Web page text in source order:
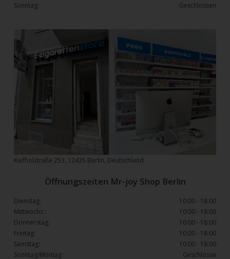
Kiefholztraße 253, 12435 Berlin, Deutschland
Sonntag:
Geschlossen
Öffnungszeiten Mr-joy Shop Berlin
Dienstag:
10:00 - 18:00
Mittwochs :
10:00 - 18:00
Donnerstag:
10:00 - 18:00
Freitag:
10:00 - 18:00
Samstag:
10:00 - 18:00
Sonntag/Montag:
Geschlosse